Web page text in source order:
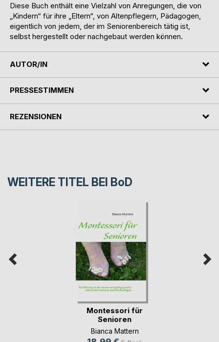
Diese Buch enthält eine Vielzahl von Anregungen, die von
„Kindern“ für ihre „Eltern“, von Altenpflegern, Pädagogen,
eigentlich von jedem, der im Seniorenbereich tätig ist,
selbst hergestellt oder nachgebaut werden können.
AUTOR/IN
PRESSESTIMMEN
REZENSIONEN
WEITERE TITEL BEI BoD
Montessori für
Senioren
Bianca Mattern